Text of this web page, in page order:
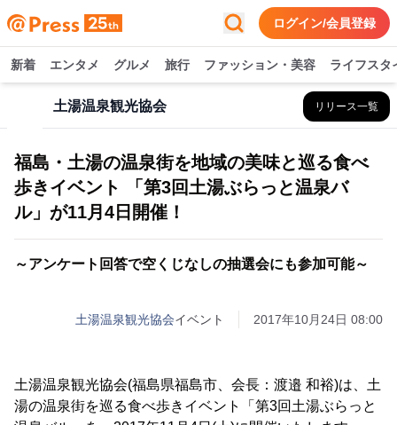
ログイン/会員登録
新着 エンタメ グルメ 旅行 ファッション・美容 ライフスタ
土湯温泉観光協会 リリース一覧
福島・土湯の温泉街を地域の美味と巡る食べ
歩きイベント 「第3回土湯ぶらっと温泉バ
ル」が11月4日開催！
～アンケート回答で空くじなしの抽選会にも参加可能～
土湯温泉観光協会イベント 2017年10月24日 08:00
土湯温泉観光協会(福島県福島市、会長：渡邉 和裕)は、土
湯の温泉街を巡る食べ歩きイベント「第3回土湯ぶらっと